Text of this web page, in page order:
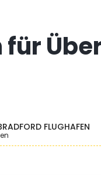
für
FLUGHAFEN